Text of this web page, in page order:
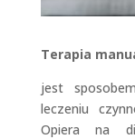
Terapia
jest
leczeniu
Opiera na